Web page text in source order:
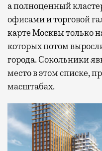
а полноценный
офисами и торговой
карте Москвы только
которых потом
города. Сокольники
место в этом списке,
масштабах.